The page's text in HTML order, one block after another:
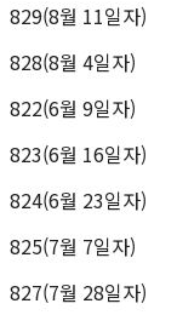
829(8월 11일자)
828(8월 4일자)
822(6월 9일자)
823(6월 16일자)
824(6월 23일자)
825(7월 7일자)
827(7월 28일자)